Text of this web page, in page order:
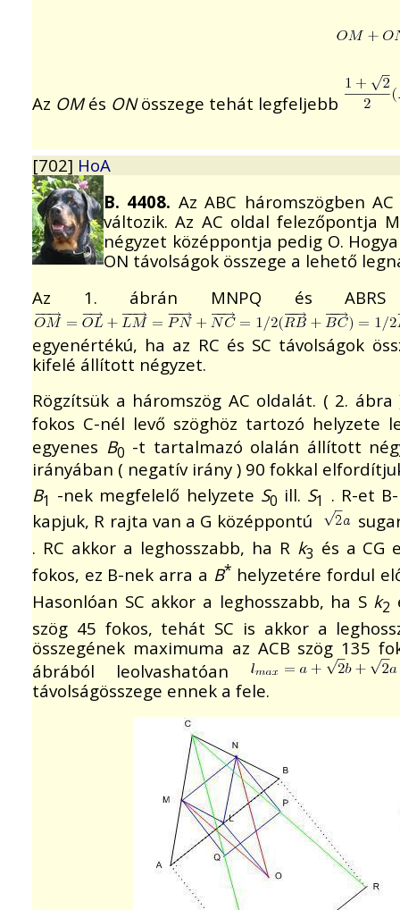
Az OMés ONösszege tehát legfeljebb
[702] HoA
B. 4408. Az ABC háromszögben
változik. Az AC oldal felezőpontja
négyzet középpontja pedig O.
ON távolságok összege a lehető
Az 1. ábrán MNPQ és ABRS
egyenértékú, ha az RC és SC távolságok
kifelé állított négyzet.
Rögzítsük a háromszög AC oldalát. ( 2.
fokos C-nél levő szöghöz tartozó helyzete
egyenes B0 -t tartalmazó olalán állított
irányában ( negatív irány ) 90 fokkal
B1 -nek megfelelő helyzete S0 ill. S1 . R-et
kapjuk, R rajta van a G középpontú
. RC akkor a leghosszabb, ha R k3 és a CG
fokos, ez B-nek arra a B* helyzetére fordul
Hasonlóan SC akkor a leghosszabb, ha S k2
szög 45 fokos, tehát SC is akkor a
összegének maximuma az ACB szög 135
ábrából leolvashatóan
távolságösszege ennek a fele.